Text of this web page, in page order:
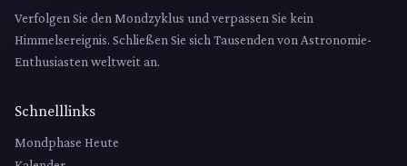
Verfolgen Sie den Mondzyklus und verpassen Sie kein
Himmelsereignis. Schließen Sie sich Tausenden von Astronomie-
Enthusiasten weltweit an.
Schnelllinks
Mondphase Heute